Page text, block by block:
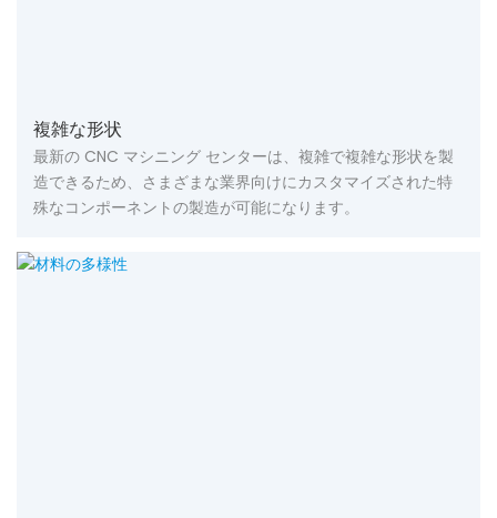
複雑な形状
最新の CNC マシニング センターは、複雑で複雑な形状を製
造できるため、さまざまな業界向けにカスタマイズされた特
殊なコンポーネントの製造が可能になります。